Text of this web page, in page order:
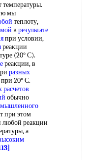
температуры.
мы
теплоту,
в результате
при условии,
реакции
(20° С).
реакции, в
разных
при 20° С.
расчетов
обычно
при этом
любой реакции
а